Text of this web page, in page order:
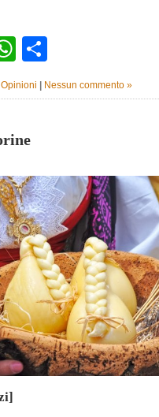
WhatsApp
Nessun commento »